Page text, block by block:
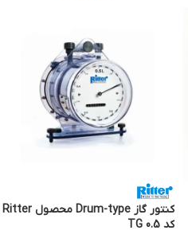
کنتور گاز Drum-type محصول Ritter
کد TG 0.5